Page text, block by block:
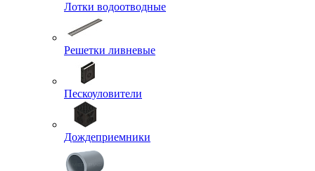
Лотки водоотводные
Решетки ливневые
Пескоуловители
Дождеприемники